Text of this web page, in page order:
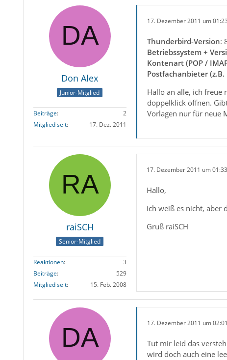
Don Alex
Junior-Mitglied
Beiträge
2
Mitglied seit
17. Dez. 2011
17. Dezember 2011 um 01:23
Thunderbird-Version:
Betriebssystem +
Kontenart (POP /
Postfachanbieter (z.B.
Hallo an alle, ich freue
doppelklick öffnen.
Vorlagen nur für neue
raiSCH
Senior-Mitglied
Reaktionen
3
Beiträge
529
Mitglied seit
15. Feb. 2008
17. Dezember 2011 um 01:33
Hallo,
ich weiß es nicht, aber
Gruß raiSCH
17. Dezember 2011 um 02:01
Tut mir leid das
wird doch auch eine